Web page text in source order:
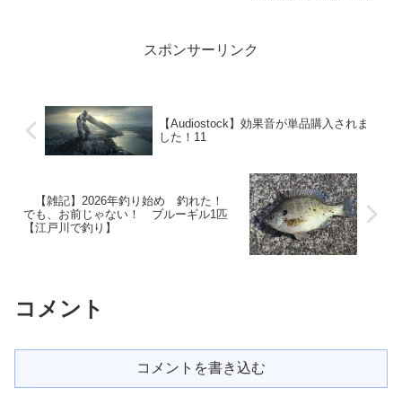
スポンサーリンク
【Audiostock】効果音が単品購入されま
した！11
【雑記】2026年釣り始め 釣れた！
でも、お前じゃない！ ブルーギル1匹
【江戸川で釣り】
コメント
コメントを書き込む